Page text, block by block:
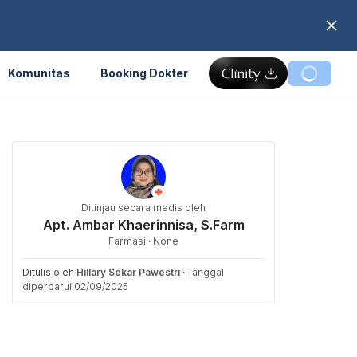
Komunitas Booking Dokter
Ditinjau secara medis oleh
Apt. Ambar Khaerinnisa, S.Farm
Farmasi · None
Ditulis oleh Hillary Sekar Pawestri · Tanggal
diperbarui 02/09/2025